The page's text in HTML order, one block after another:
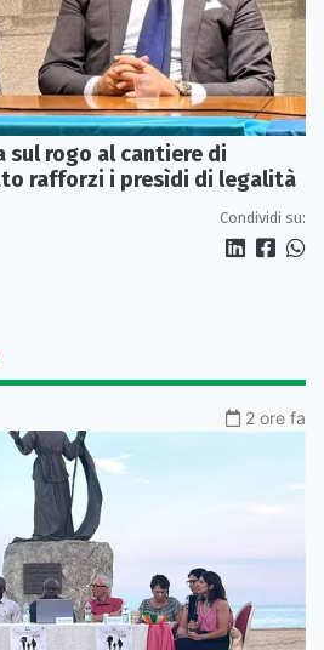
sul rogo al cantiere di
rafforzi i presìdi di legalità
Condividi su:
2 ore fa